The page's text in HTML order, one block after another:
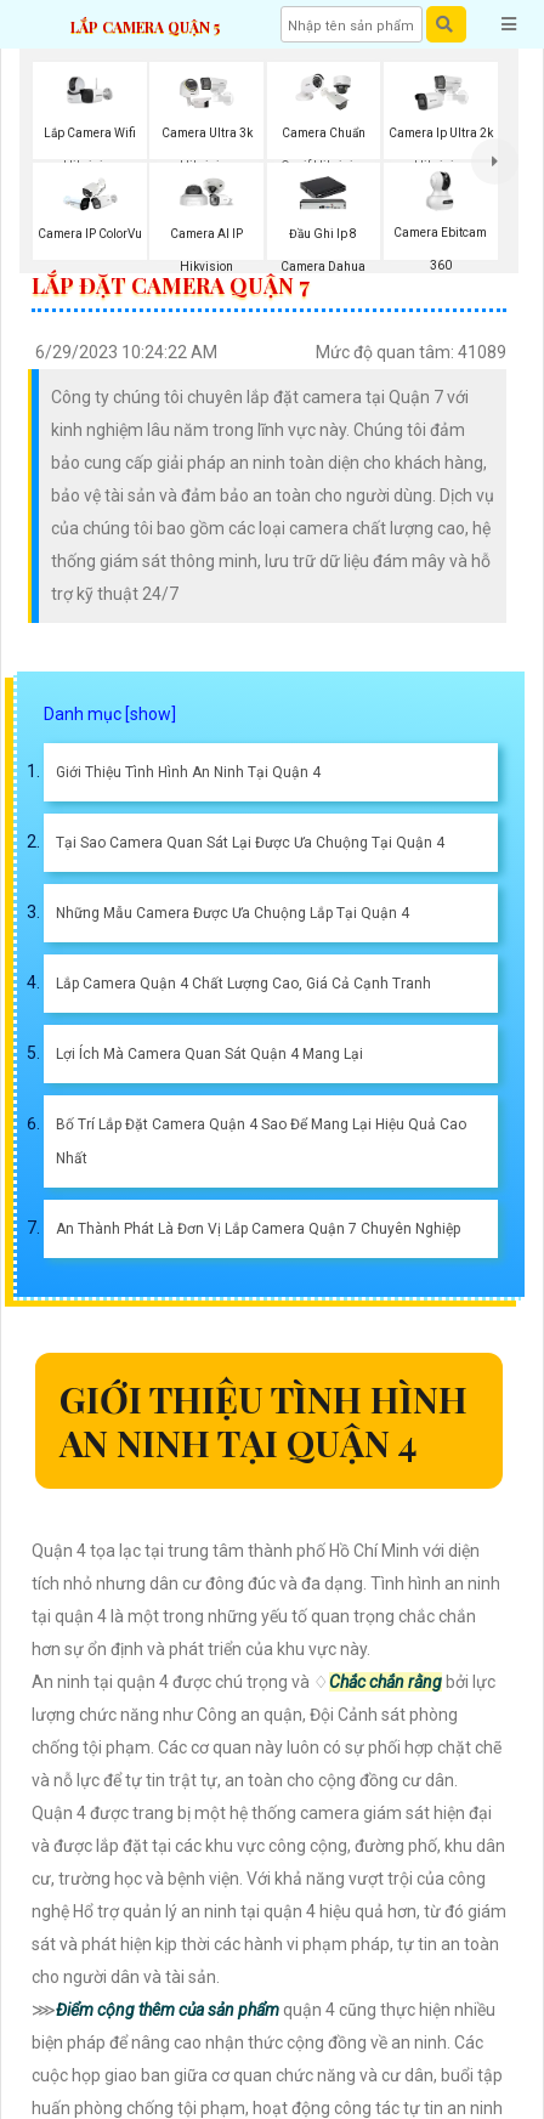
LẮP CAMERA QUẬN 5
Lắp Camera Wifi
Hikvision
Camera Ultra 3k
Hikvision
Camera Chuẩn
Onvif Hikvision
Camera Ip Ultra 2k
Hikvision
Camera IP ColorVu Camera AI IP
Hikvision
Đầu Ghi Ip 8
Camera Dahua
Camera Ebitcam
360
LẮP ĐẶT CAMERA QUẬN 7
6/29/2023 10:24:22 AM Mức độ quan tâm: 41089
Công ty chúng tôi chuyên lắp đặt camera tại Quận 7 với
kinh nghiệm lâu năm trong lĩnh vực này. Chúng tôi đảm
bảo cung cấp giải pháp an ninh toàn diện cho khách hàng,
bảo vệ tài sản và đảm bảo an toàn cho người dùng. Dịch vụ
của chúng tôi bao gồm các loại camera chất lượng cao, hệ
thống giám sát thông minh, lưu trữ dữ liệu đám mây và hỗ
trợ kỹ thuật 24/7
Giới Thiệu Tình Hình An Ninh Tại Quận 4
Tại Sao Camera Quan Sát Lại Được Ưa Chuộng Tại Quận 4
Những Mẫu Camera Được Ưa Chuộng Lắp Tại Quận 4
Lắp Camera Quận 4 Chất Lượng Cao, Giá Cả Cạnh Tranh
Lợi Ích Mà Camera Quan Sát Quận 4 Mang Lại
Bố Trí Lắp Đặt Camera Quận 4 Sao Để Mang Lại Hiệu Quả Cao
Nhất
An Thành Phát Là Đơn Vị Lắp Camera Quận 7 Chuyên Nghiệp
GIỚI THIỆU TÌNH HÌNH
AN NINH TẠI QUẬN 4
Quận 4 tọa lạc tại trung tâm thành phố Hồ Chí Minh với diện
tích nhỏ nhưng dân cư đông đúc và đa dạng. Tình hình an ninh
tại quận 4 là một trong những yếu tố quan trọng chắc chắn
hơn sự ổn định và phát triển của khu vực này.
An ninh tại quận 4 được chú trọng và ♢Chắc chắn rằng bởi lực
lượng chức năng như Công an quận, Đội Cảnh sát phòng
chống tội phạm. Các cơ quan này luôn có sự phối hợp chặt chẽ
và nỗ lực để tự tin trật tự, an toàn cho cộng đồng cư dân.
Quận 4 được trang bị một hệ thống camera giám sát hiện đại
và được lắp đặt tại các khu vực công cộng, đường phố, khu dân
cư, trường học và bệnh viện. Với khả năng vượt trội của công
nghệ Hổ trợ quản lý an ninh tại quận 4 hiệu quả hơn, từ đó giám
sát và phát hiện kịp thời các hành vi phạm pháp, tự tin an toàn
cho người dân và tài sản.
⋙Điểm cộng thêm của sản phẩm quận 4 cũng thực hiện nhiều
biện pháp để nâng cao nhận thức cộng đồng về an ninh. Các
cuộc họp giao ban giữa cơ quan chức năng và cư dân, buổi tập
huấn phòng chống tội phạm, hoạt động công tác tự tin an ninh